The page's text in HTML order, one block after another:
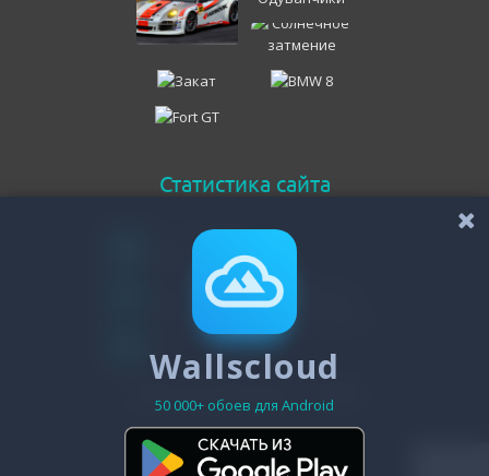
Статистика сайта
Онлайн всего
Гостей
Пользователей
5
Зарегистрировано - 19486
Wallscloud
50 000+ обоев для Android